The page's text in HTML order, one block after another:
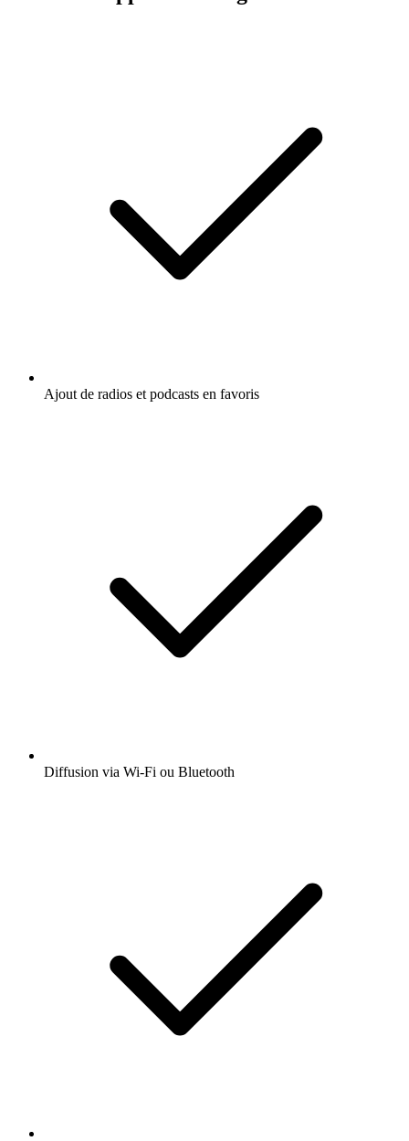
Ajout de radios et podcasts en favoris
Diffusion via Wi-Fi ou Bluetooth